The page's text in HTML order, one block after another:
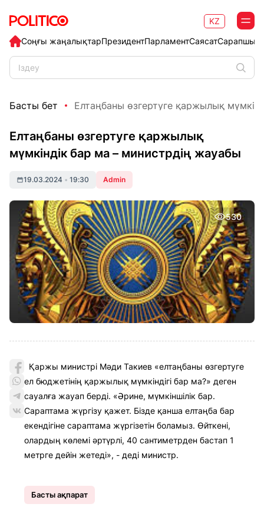
Соңғы жаңалықтарПрезидентПарламентСаясат
KZ
Басты бет Елтаңбаны өзгертуге қаржылық
Елтаңбаны өзгертуге қаржылық
мүмкіндік бар ма – министрдің жауабы
19.03.2024 • 19:30 Admin
530
Қаржы министрі Мәди Такиев «елтаңбаны өзгертуге
ел бюджетінің қаржылық мүмкіндігі бар ма?» деген
сауалға жауап берді. «Әрине, мүмкіншілік бар.
Сараптама жүргізу қажет. Бізде қанша елтаңба бар
екендігіне сараптама жүргізетін боламыз. Өйткені,
олардың көлемі әртүрлі, 40 сантиметрден бастап 1
метрге дейін жетеді», - деді министр.
Басты ақпарат